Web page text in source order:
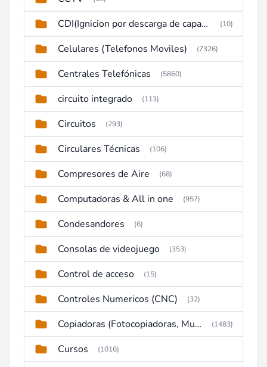
CDI(Ignicion por descarga de capacitor) (10)
Celulares (Telefonos Moviles) (7326)
Centrales Telefónicas (5860)
circuito integrado (113)
Circuitos (293)
Circulares Técnicas (106)
Compresores de Aire (68)
Computadoras & All in one (957)
Condesandores (6)
Consolas de videojuego (353)
Control de acceso (15)
Controles Numericos (CNC) (32)
Copiadoras (Fotocopiadoras, Multifunctions, Ploter, etc) (1483)
Cursos (1016)